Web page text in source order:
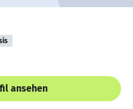
ansehen